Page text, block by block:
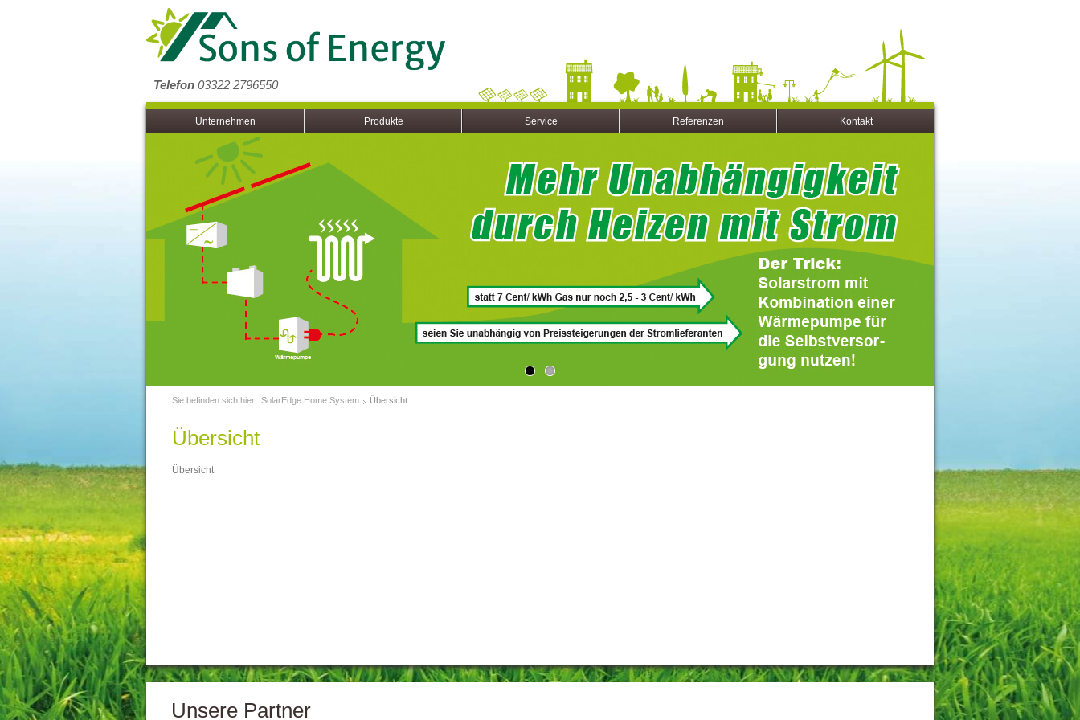
Telefon 03322 2796550
Unternehmen Produkte Service Referenzen Kontakt
Sie befinden sich hier: SolarEdge Home System Übersicht
Übersicht
Übersicht
Unsere Partner